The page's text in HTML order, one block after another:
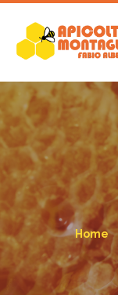
Home